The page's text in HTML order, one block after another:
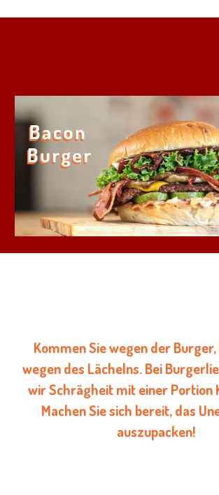
Kommen Sie wegen der Burger,
wegen des Lächelns. Bei
wir Schrägheit mit einer Portion
Machen Sie sich bereit, das
auszupacken!